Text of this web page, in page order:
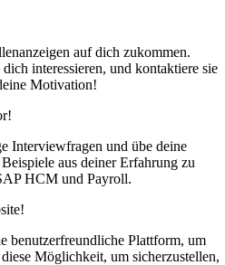
auf dich zukommen.
interessieren, und kontaktiere sie
Motivation!
Interviewfragen und übe deine
aus deiner Erfahrung zu
HCM und Payroll.
benutzerfreundliche Plattform, um
Möglichkeit, um sicherzustellen,